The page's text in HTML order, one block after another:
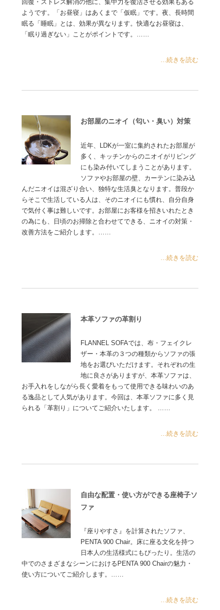
回復・ストレス解消の他に、集中力を復活させる効果もある
ようです。「お昼寝」はあくまで「仮眠」です。夜、長時間
眠る「睡眠」とは、効果が異なります。快適なお昼寝は、
「眠り過ぎない」ことがポイントです。……
...続きを読む
お部屋のニオイ（匂い・臭い）対策
近年、LDKが一室に集約されたお部屋が
多く、キッチンからのニオイがリビング
にも染み付いてしまうことがあります。
ソファやお部屋の壁、カーテンに染み込
んだニオイは混ざり合い、独特な生活臭となります。普段か
らそこで生活している人は、そのニオイにも慣れ、自分自身
で気付く事は難しいです。お部屋にお客様を招きいれたとき
の為にも、日頃のお掃除と合わせてできる、ニオイの対策・
改善方法をご紹介します。……
...続きを読む
本革ソファの革割り
FLANNEL SOFAでは、布・フェイクレ
ザー・本革の３つの種類からソファの張
地をお選びいただけます。それぞれの生
地に良さがありますが、本革ソファは、
お手入れをしながら長く愛着をもって使用できる味わいのあ
る逸品として人気があります。今回は、本革ソファに多く見
られる「革割り」についてご紹介いたします。 ……
...続きを読む
自由な配置・使い方ができる座椅子ソ
ファ
『座りやすさ』を計算されたソファ、
PENTA 900 Chair。床に座る文化を持つ
日本人の生活様式にもぴったり。生活の
中でのさまざまなシーンにおけるPENTA 900 Chairの魅力・
使い方についてご紹介します。……
...続きを読む